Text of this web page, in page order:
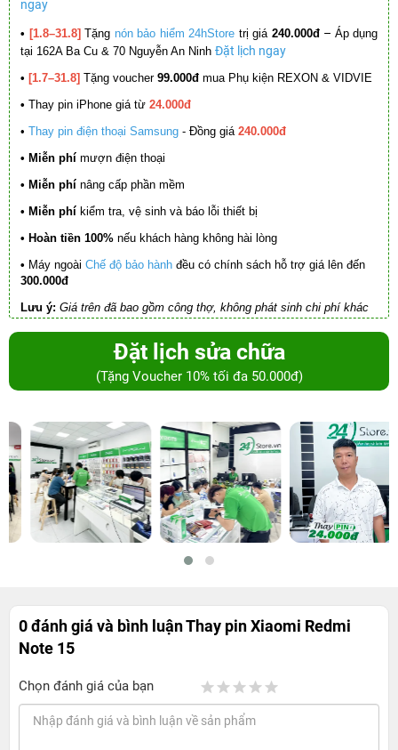
ngay
• [1.8–31.8] Tặng nón bảo hiểm 24hStore trị giá 240.000đ – Áp dụng
tại 162A Ba Cu & 70 Nguyễn An Ninh Đặt lịch ngay
• [1.7–31.8] Tặng voucher 99.000đ mua Phụ kiện REXON & VIDVIE
• Thay pin iPhone giá từ 24.000đ
• Thay pin điện thoại Samsung - Đồng giá 240.000đ
• Miễn phí mượn điện thoại
• Miễn phí nâng cấp phần mềm
• Miễn phí kiểm tra, vệ sinh và báo lỗi thiết bị
• Hoàn tiền 100% nếu khách hàng không hài lòng
• Máy ngoài Chế độ bảo hành đều có chính sách hỗ trợ giá lên đến
300.000đ
Lưu ý: Giá trên đã bao gồm công thợ, không phát sinh chi phí khác
Đặt lịch sửa chữa
(Tặng Voucher 10% tối đa 50.000đ)
0 đánh giá và bình luậnThay pin Xiaomi Redmi
Note 15
Chọn đánh giá của bạn